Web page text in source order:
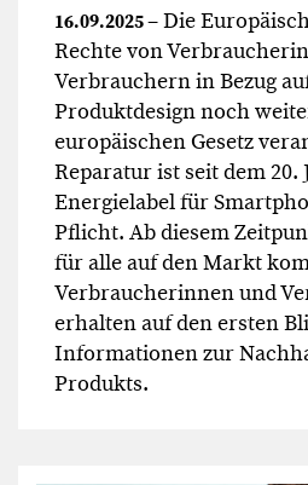
16.09.2025– Die
Rechte von
Verbrauchern in Bezug
Produktdesign noch
europäischen Gesetz
Reparatur ist seit dem 20.
Energielabel für
Pflicht. Ab diesem
für alle auf den Markt
Verbraucherinnen und
erhalten auf den ersten
Informationen zur
Produkts.